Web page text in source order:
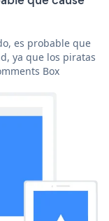
es probable que
ya que los piratas
Box